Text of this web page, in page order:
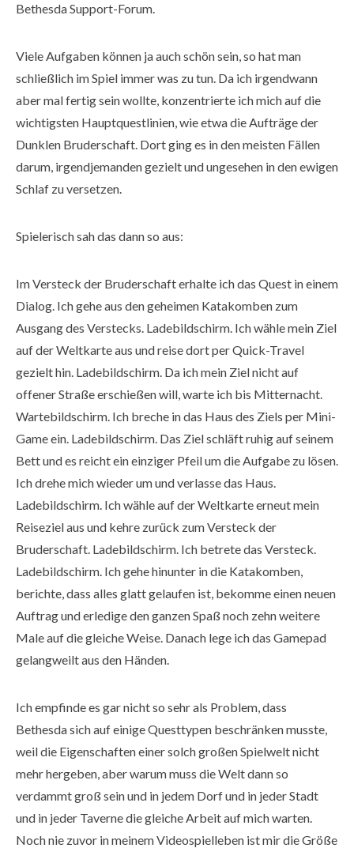
Bethesda Support-Forum.
Viele Aufgaben können ja auch schön sein, so hat man
schließlich im Spiel immer was zu tun. Da ich irgendwann
aber mal fertig sein wollte, konzentrierte ich mich auf die
wichtigsten Hauptquestlinien, wie etwa die Aufträge der
Dunklen Bruderschaft. Dort ging es in den meisten Fällen
darum, irgendjemanden gezielt und ungesehen in den ewigen
Schlaf zu versetzen.
Spielerisch sah das dann so aus:
Im Versteck der Bruderschaft erhalte ich das Quest in einem
Dialog. Ich gehe aus den geheimen Katakomben zum
Ausgang des Verstecks. Ladebildschirm. Ich wähle mein Ziel
auf der Weltkarte aus und reise dort per Quick-Travel
gezielt hin. Ladebildschirm. Da ich mein Ziel nicht auf
offener Straße erschießen will, warte ich bis Mitternacht.
Wartebildschirm. Ich breche in das Haus des Ziels per Mini-
Game ein. Ladebildschirm. Das Ziel schläft ruhig auf seinem
Bett und es reicht ein einziger Pfeil um die Aufgabe zu lösen.
Ich drehe mich wieder um und verlasse das Haus.
Ladebildschirm. Ich wähle auf der Weltkarte erneut mein
Reiseziel aus und kehre zurück zum Versteck der
Bruderschaft. Ladebildschirm. Ich betrete das Versteck.
Ladebildschirm. Ich gehe hinunter in die Katakomben,
berichte, dass alles glatt gelaufen ist, bekomme einen neuen
Auftrag und erledige den ganzen Spaß noch zehn weitere
Male auf die gleiche Weise. Danach lege ich das Gamepad
gelangweilt aus den Händen.
Ich empfinde es gar nicht so sehr als Problem, dass
Bethesda sich auf einige Questtypen beschränken musste,
weil die Eigenschaften einer solch großen Spielwelt nicht
mehr hergeben, aber warum muss die Welt dann so
verdammt groß sein und in jedem Dorf und in jeder Stadt
und in jeder Taverne die gleiche Arbeit auf mich warten.
Noch nie zuvor in meinem Videospielleben ist mir die Größe